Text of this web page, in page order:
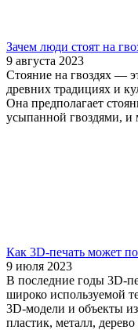
Зачем люди стоят на
9 августа 2023
Стояние на гвоздях —
древних традициях и
Она предполагает
усыпанной гвоздями, и
Как 3D-печать может
9 июля 2023
В последние годы 3D-
широко используемой
3D-модели и объекты
пластик, металл,